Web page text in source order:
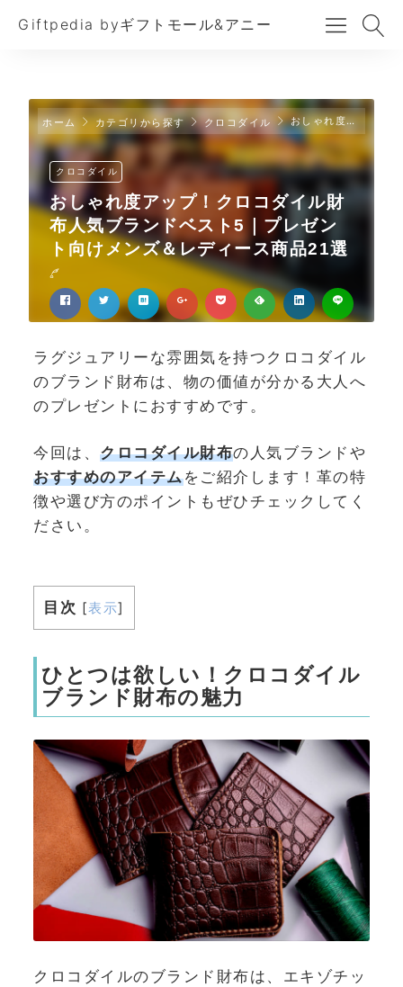
Giftpedia byギフトモール&アニー
ホーム カテゴリから探す クロコダイル おしゃれ度アップ！クロコダイル財布人気ブランドベスト5｜プレゼント向けメンズ＆レディース商品21選
クロコダイル
おしゃれ度アップ！クロコダイル財
布人気ブランドベスト5｜プレゼン
ト向けメンズ＆レディース商品21選
ラグジュアリーな雰囲気を持つクロコダイル
のブランド財布は、物の価値が分かる大人へ
のプレゼントにおすすめです。
今回は、 クロコダイル財布の人気ブランドや
おすすめのアイテムをご紹介します！革の特
徴や選び方のポイントもぜひチェックしてく
ださい。
目次 [表示]
ひとつは欲しい！クロコダイル
ブランド財布の魅力
クロコダイルのブランド財布は、エキゾチッ